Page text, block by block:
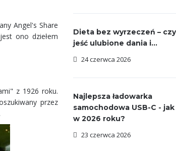
Angel's Share
ono dziełem
z 1926 roku.
przez
Dieta bez wyrzeczeń –
jeść ulubione dania i...
24 czerwca 2026
Najlepsza ładowarka
samochodowa USB-C -
w 2026 roku?
23 czerwca 2026